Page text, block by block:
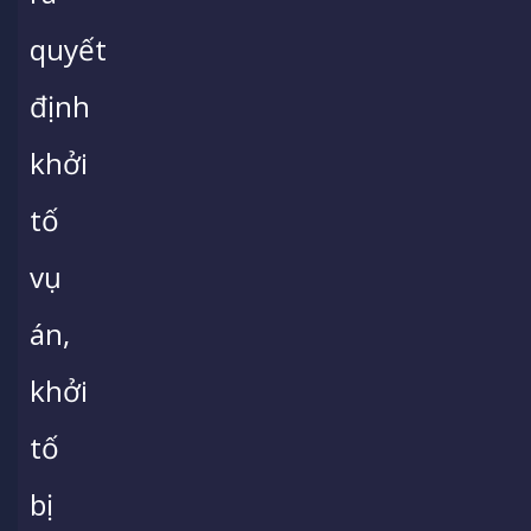
quyết
định
khởi
tố
vụ
án,
khởi
tố
bị